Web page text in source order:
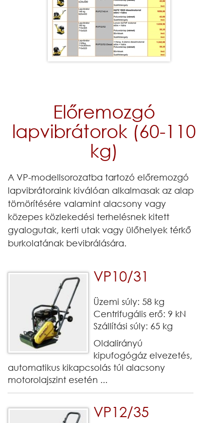
Előremozgó
lapvibrátorok (60-110
kg)
A VP-modellsorozatba tartozó előremozgó
lapvibrátoraink kiválóan alkalmasak az alap
tömörítésére valamint alacsony vagy
közepes közlekedési terhelésnek kitett
gyalogutak, kerti utak vagy ülőhelyek térkő
burkolatának bevibrálására.
VP10/31
Üzemi súly: 58 kg
Centrifugális erő: 9 kN
Szállítási súly: 65 kg
Oldalirányú
kipufogógáz elvezetés,
automatikus kikapcsolás túl alacsony
motorolajszint esetén ...
VP12/35